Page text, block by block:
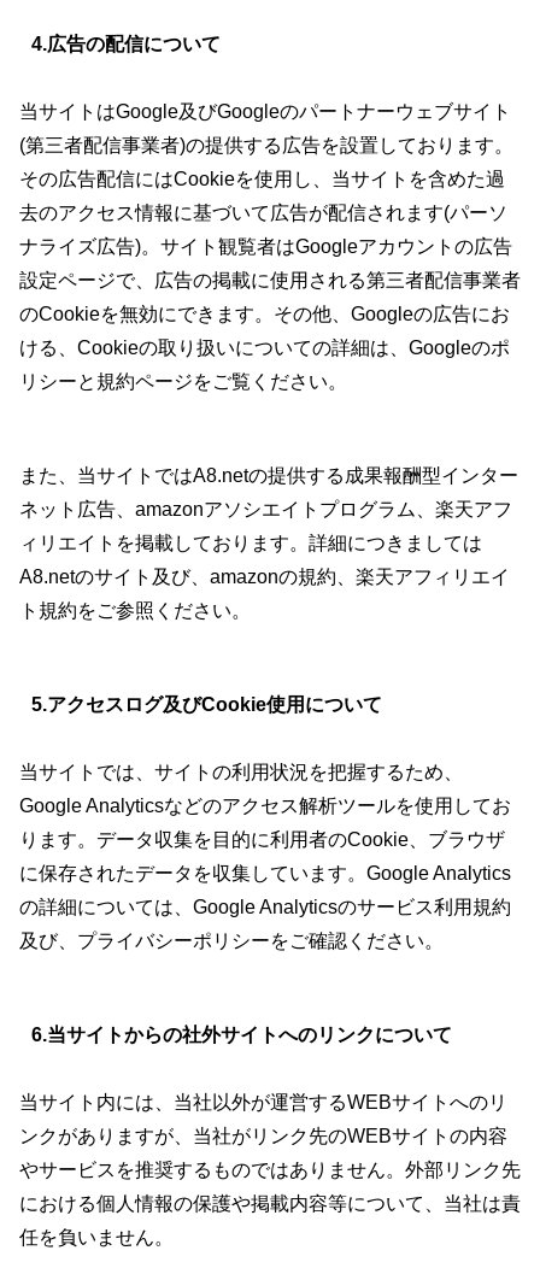
4.広告の配信について
当サイトはGoogle及びGoogleのパートナーウェブサイト
(第三者配信事業者)の提供する広告を設置しております。
その広告配信にはCookieを使用し、当サイトを含めた過
去のアクセス情報に基づいて広告が配信されます(パーソ
ナライズ広告)。サイト観覧者はGoogleアカウントの広告
設定ページで、広告の掲載に使用される第三者配信事業者
のCookieを無効にできます。その他、Googleの広告にお
ける、Cookieの取り扱いについての詳細は、Googleのポ
リシーと規約ページをご覧ください。
また、当サイトではA8.netの提供する成果報酬型インター
ネット広告、amazonアソシエイトプログラム、楽天アフ
ィリエイトを掲載しております。詳細につきましては
A8.netのサイト及び、amazonの規約、楽天アフィリエイ
ト規約をご参照ください。
5.アクセスログ及びCookie使用について
当サイトでは、サイトの利用状況を把握するため、
Google Analyticsなどのアクセス解析ツールを使用してお
ります。データ収集を目的に利用者のCookie、ブラウザ
に保存されたデータを収集しています。Google Analytics
の詳細については、Google Analyticsのサービス利用規約
及び、プライバシーポリシーをご確認ください。
6.当サイトからの社外サイトへのリンクについて
当サイト内には、当社以外が運営するWEBサイトへのリ
ンクがありますが、当社がリンク先のWEBサイトの内容
やサービスを推奨するものではありません。外部リンク先
における個人情報の保護や掲載内容等について、当社は責
任を負いません。